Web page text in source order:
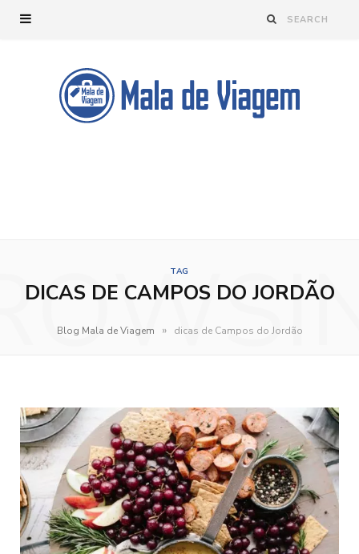
TAG
DICAS DE CAMPOS DO JORDÃO
Blog Mala de Viagem » dicas de Campos do Jordão